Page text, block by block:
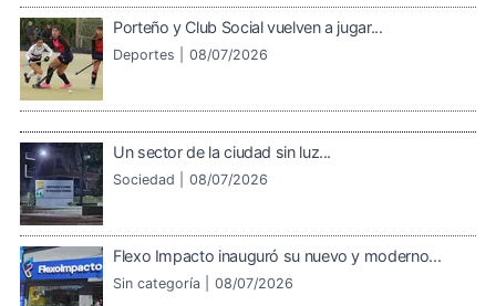
Porteño y Club Social vuelven a jugar...
Deportes | 08/07/2026
Un sector de la ciudad sin luz...
Sociedad | 08/07/2026
Flexo Impacto inauguró su nuevo y moderno...
Sin categoría | 08/07/2026